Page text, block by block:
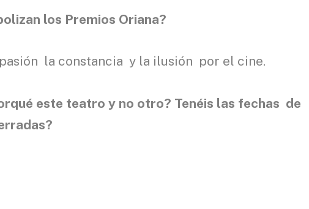
los Premios Oriana?
la constancia y la ilusión por el cine.
este teatro y no otro? Tenéis las fechas de